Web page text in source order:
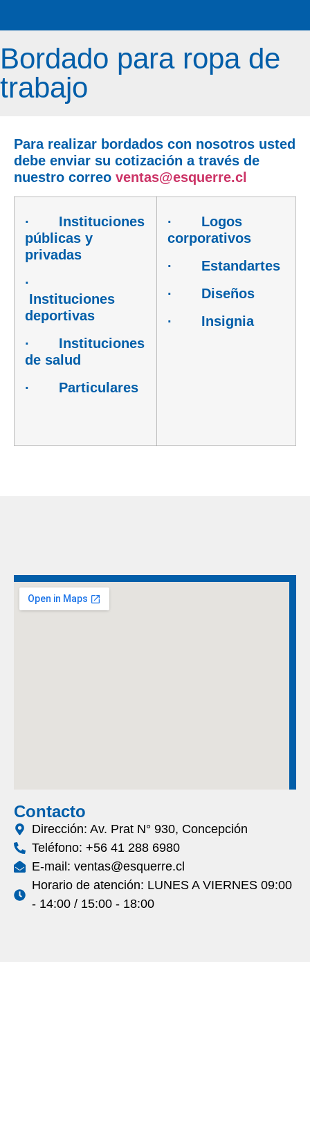
Bordado para ropa de
trabajo
Para realizar bordados con nosotros usted
debe enviar su cotización a través de
nuestro correo ventas@esquerre.cl
· Instituciones
públicas y
privadas
·
Instituciones
deportivas
· Instituciones
de salud
· Particulares
· Logos
corporativos
· Estandartes
· Diseños
· Insignia
Contacto
Dirección: Av. Prat N° 930, Concepción
Teléfono: +56 41 288 6980
E-mail: ventas@esquerre.cl
Horario de atención: LUNES A VIERNES 09:00
- 14:00 / 15:00 - 18:00